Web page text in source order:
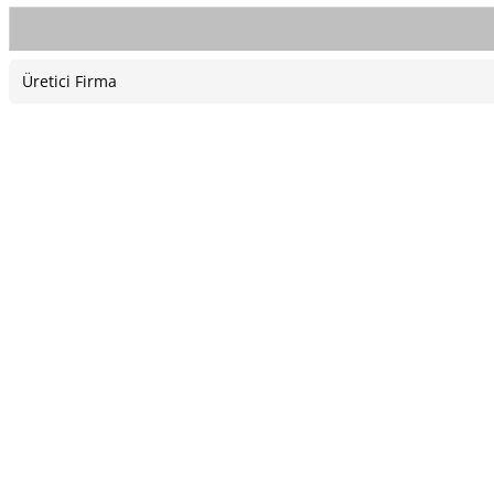
Üretici Firma